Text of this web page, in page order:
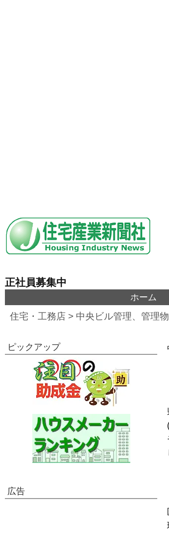
正社員募集中
ホーム
住宅・工務店 > 中央ビル管理、管理
ピックアップ
広告